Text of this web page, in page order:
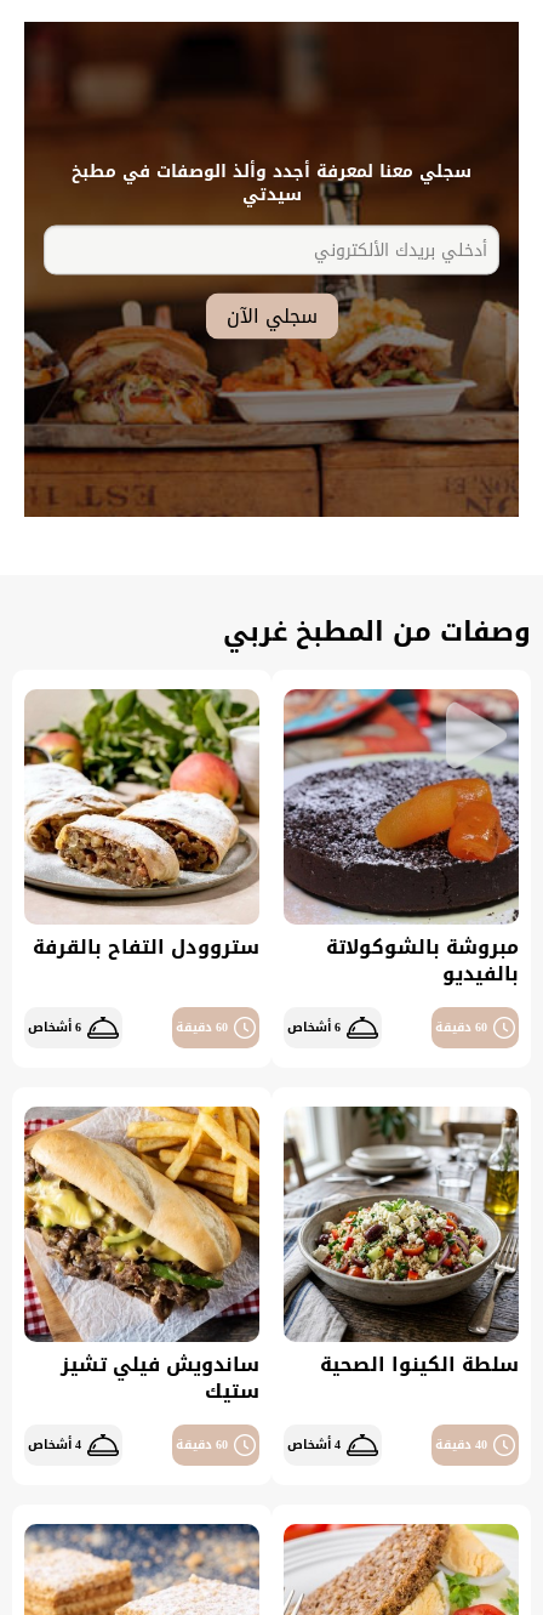
سجلي معنا لمعرفة أجدد وألذ الوصفات في مطبخ
سيدتي
وصفات من المطبخ غربي
مبروشة بالشوكولاتة
بالفيديو
60 دقيقة 6 أشخاص
ستروودل التفاح بالقرفة
60 دقيقة 6 أشخاص
سلطة الكينوا الصحية
40 دقيقة 4 أشخاص
ساندويش فيلي تشيز
ستيك
60 دقيقة 4 أشخاص